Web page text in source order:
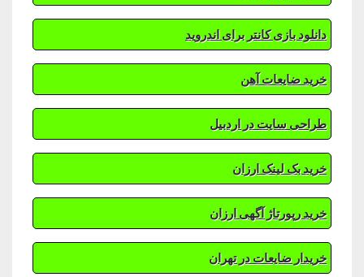
دانلود بازی کانتر برای اندروید
خرید ضایعات آهن
طراحی سایت در اردبیل
خرید بک لینک ارزان
خرید رپورتاژ آگهی ارزان
خریدار ضایعات در تهران